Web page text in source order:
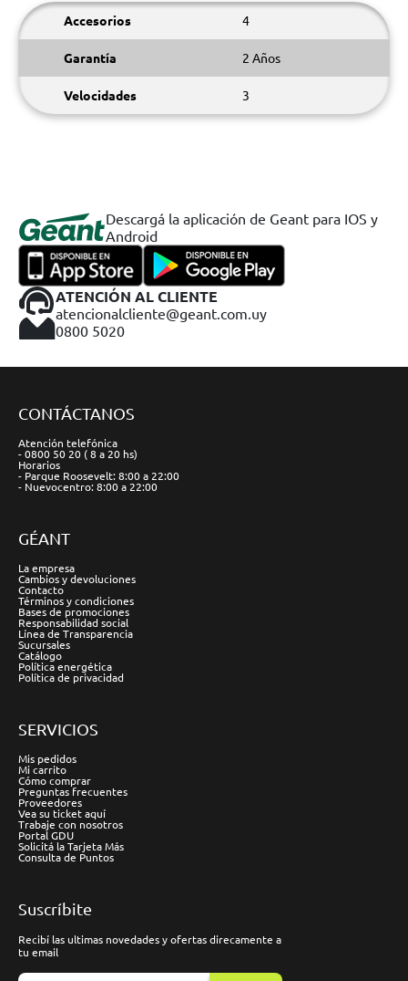
Accesorios 4
Garantía 2 Años
Velocidades 3
Descargá la aplicación de Geant para IOS y
Android
ATENCIÓN AL CLIENTE
atencionalcliente@geant.com.uy
0800 5020
CONTÁCTANOS
Atención telefónica
- 0800 50 20 ( 8 a 20 hs)
Horarios
- Parque Roosevelt: 8:00 a 22:00
- Nuevocentro: 8:00 a 22:00
GÉANT
La empresa
Cambios y devoluciones
Contacto
Términos y condiciones
Bases de promociones
Responsabilidad social
Línea de Transparencia
Sucursales
Catálogo
Política energética
Política de privacidad
SERVICIOS
Mis pedidos
Mi carrito
Cómo comprar
Preguntas frecuentes
Proveedores
Vea su ticket aquí
Trabaje con nosotros
Portal GDU
Solicitá la Tarjeta Más
Consulta de Puntos
Suscríbite
Recibí las ultimas novedades y ofertas direcamente a
tu email